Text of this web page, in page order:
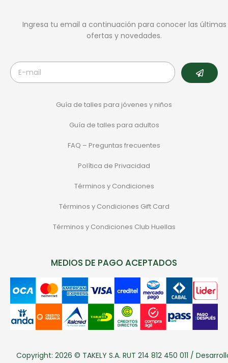
Ingresa tu email a continuación para conocer las últimas
ofertas y novedades.
Guía de talles para jóvenes y niños
Guía de talles para adultos
FAQ – Preguntas frecuentes
Política de Privacidad
Términos y Condiciones
Términos y Condiciones Gift Card
Términos y Condiciones Club Huellas
MEDIOS DE PAGO ACEPTADOS
Copyright: 2026 © TAKELY S.A. RUT 214 812 450 011 /